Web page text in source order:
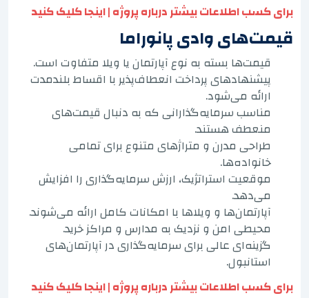
برای کسب اطلاعات بیشتر درباره پروژه | اینجا کلیک کنید
قیمت‌های وادی پانوراما
قیمت‌ها بسته به نوع آپارتمان یا ویلا متفاوت است.
پیشنهادهای پرداخت انعطاف‌پذیر با اقساط بلندمدت
ارائه می‌شود.
مناسب سرمایه‌گذارانی که به دنبال قیمت‌های
منعطف هستند.
طراحی مدرن و متراژهای متنوع برای تمامی
خانواده‌ها.
موقعیت استراتژیک، ارزش سرمایه‌گذاری را افزایش
می‌دهد.
آپارتمان‌ها و ویلاها با امکانات کامل ارائه می‌شوند.
محیطی امن و نزدیک به مدارس و مراکز خرید.
گزینه‌ای عالی برای سرمایه‌گذاری در آپارتمان‌های
استانبول.
برای کسب اطلاعات بیشتر درباره پروژه | اینجا کلیک کنید